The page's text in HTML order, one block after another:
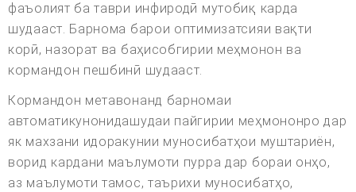
фаъолият ба таври инфиродӣ мутобиқ карда
шудааст. Барнома барои оптимизатсияи вақти
корӣ, назорат ва баҳисобгирии меҳмонон ва
кормандон пешбинӣ шудааст.
Кормандон метавонанд барномаи
автоматикунонидашудаи пайгирии меҳмононро дар
як махзани идоракунии муносибатҳои муштариён,
ворид кардани маълумоти пурра дар бораи онҳо,
аз маълумоти тамос, таърихи муносибатҳо,